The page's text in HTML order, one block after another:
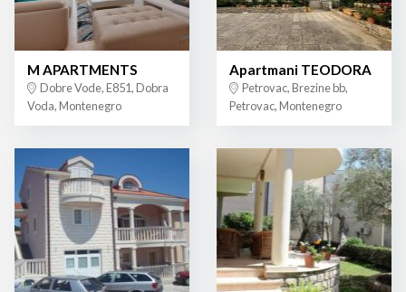
M APARTMENTS
Dobre Vode, E851, Dobra
Voda, Montenegro
Apartmani TEODORA
Petrovac, Brezine bb,
Petrovac, Montenegro